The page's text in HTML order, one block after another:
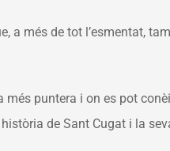
a més de tot l’esmentat,
puntera i on es pot
de Sant Cugat i la